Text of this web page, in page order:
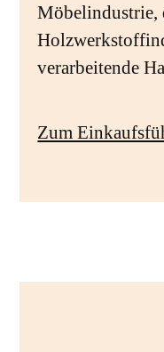
Möbelindustrie,
verarbeitende
Zum